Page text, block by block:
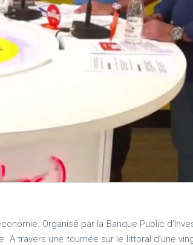
Organisé par la Banque Public
travers une tournée sur le littoral d’une